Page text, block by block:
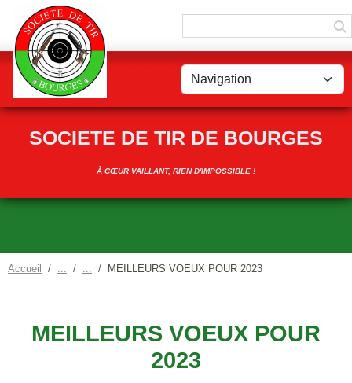
SOCIETE DE TIR DE BOURGES
À CŒUR VAILLANT, RIEN D'IMPOSSIBLE !
Accueil MEILLEURS VOEUX POUR 2023
MEILLEURS VOEUX POUR
2023
Panneau de gestion des cookies